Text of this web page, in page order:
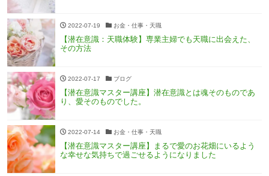
2022-07-19 お金・仕事・天職
【潜在意識：天職体験】専業主婦でも天職に出会えた、
その方法
2022-07-17 ブログ
【潜在意識マスター講座】潜在意識とは魂そのものであ
り、愛そのものでした。
2022-07-14 お金・仕事・天職
【潜在意識マスター講座】まるで愛のお花畑にいるよう
な幸せな気持ちで過ごせるようになりました